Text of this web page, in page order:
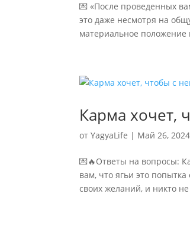
💌 «После проведенных
это даже несмотря на
материальное
Карма хочет,
отYagyaLife | Май 26, 2024
💌🔥Ответы на вопросы:
вам, что ягьи это
своих желаний, и никто